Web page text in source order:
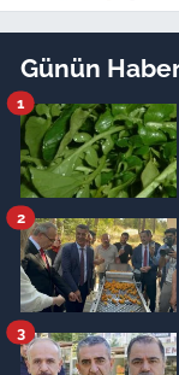
Günün
1
2
3